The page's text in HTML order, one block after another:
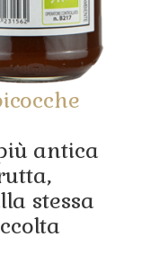
antica
stessa